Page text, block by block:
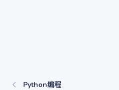
Python编程